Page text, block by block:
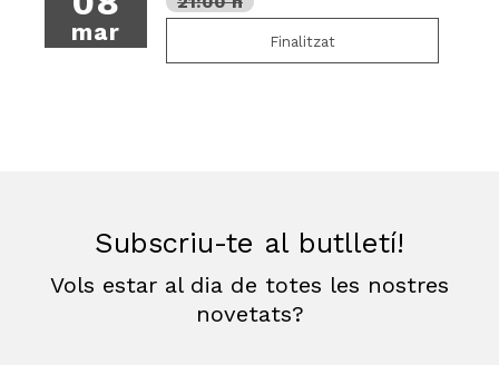
mar Finalitzat
Subscriu-te al butlletí!
Vols estar al dia de totes les nostres
novetats?